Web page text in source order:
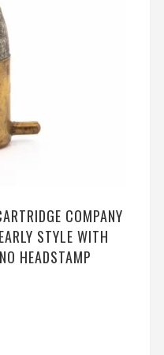
COMPANY
STYLE WITH
HEADSTAMP